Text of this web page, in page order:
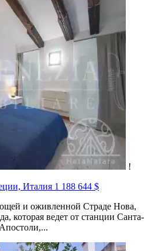
!
Италия 1 188 644 $
и оживленной Страде Нова,
которая ведет от станции Санта-